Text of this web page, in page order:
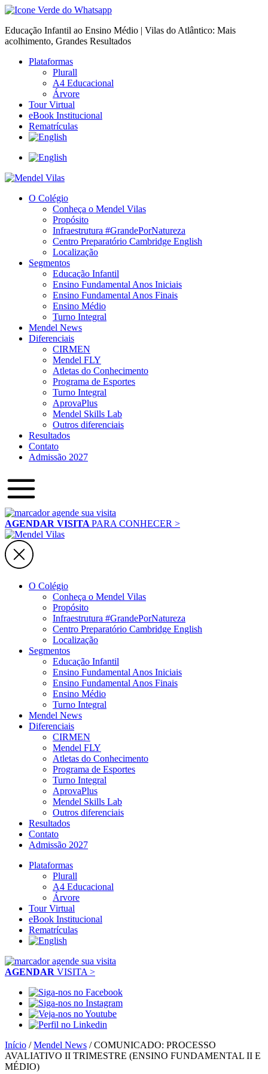
Educação Infantil ao Ensino Médio | Vilas do Atlântico: Mais
acolhimento, Grandes Resultados
Plataformas
Plurall
A4 Educacional
Árvore
Tour Virtual
eBook Institucional
Rematrículas
O Colégio
Conheça o Mendel Vilas
Propósito
Infraestrutura #GrandePorNatureza
Centro Preparatório Cambridge English
Localização
Segmentos
Educação Infantil
Ensino Fundamental Anos Iniciais
Ensino Fundamental Anos Finais
Ensino Médio
Turno Integral
Mendel News
Diferenciais
CIRMEN
Mendel FLY
Atletas do Conhecimento
Programa de Esportes
Turno Integral
AprovaPlus
Mendel Skills Lab
Outros diferenciais
Resultados
Contato
Admissão 2027
AGENDAR VISITA PARA CONHECER >
O Colégio
Conheça o Mendel Vilas
Propósito
Infraestrutura #GrandePorNatureza
Centro Preparatório Cambridge English
Localização
Segmentos
Educação Infantil
Ensino Fundamental Anos Iniciais
Ensino Fundamental Anos Finais
Ensino Médio
Turno Integral
Mendel News
Diferenciais
CIRMEN
Mendel FLY
Atletas do Conhecimento
Programa de Esportes
Turno Integral
AprovaPlus
Mendel Skills Lab
Outros diferenciais
Resultados
Contato
Admissão 2027
Plataformas
Plurall
A4 Educacional
Árvore
Tour Virtual
eBook Institucional
Rematrículas
AGENDAR VISITA >
Início /Mendel News /COMUNICADO: PROCESSO
AVALIATIVO II TRIMESTRE (ENSINO FUNDAMENTAL II E
MÉDIO)